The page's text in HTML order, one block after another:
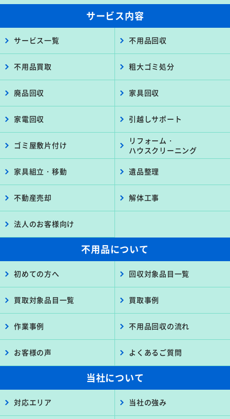
サービス内容
サービス一覧 不用品回収
不用品買取 粗大ゴミ処分
廃品回収 家具回収
家電回収 引越しサポート
ゴミ屋敷片付け
リフォーム・
ハウスクリーニング
家具組立・移動 遺品整理
不動産売却 解体工事
法人のお客様向け
不用品について
初めての方へ 回収対象品目一覧
買取対象品目一覧 買取事例
作業事例 不用品回収の流れ
お客様の声 よくあるご質問
当社について
対応エリア 当社の強み